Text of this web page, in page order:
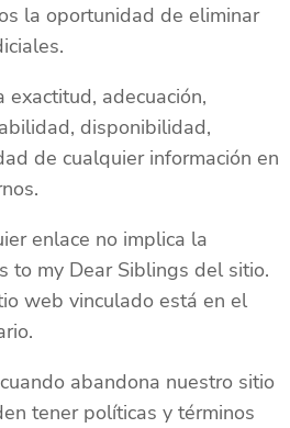
la oportunidad de eliminar
exactitud, adecuación,
disponibilidad,
de cualquier información en
enlace no implica la
to my Dear Siblings del sitio.
web vinculado está en el
abandona nuestro sitio
tener políticas y términos